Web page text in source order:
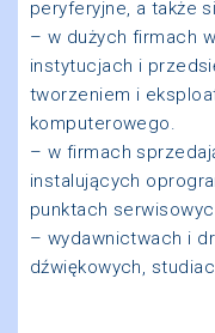
peryferyjne, a także
– w dużych firmach
instytucjach i
tworzeniem i
komputerowego.
– w firmach
instalujących
punktach
– wydawnictwach i
dźwiękowych,